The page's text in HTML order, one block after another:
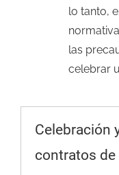
lo tanto,
las
celebrar
Celebración
contratos de